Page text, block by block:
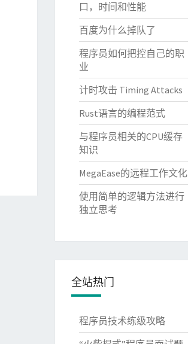
口，时间和性能
百度为什么掉队了
程序员如何把控自己的职
业
计时攻击 Timing Attacks
Rust语言的编程范式
与程序员相关的CPU缓存
知识
MegaEase的远程工作文化
使用简单的逻辑方法进行
独立思考
全站热门
程序员技术练级攻略